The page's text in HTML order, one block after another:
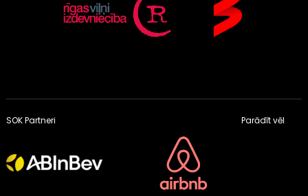
SOK Partneri Parādīt vēl